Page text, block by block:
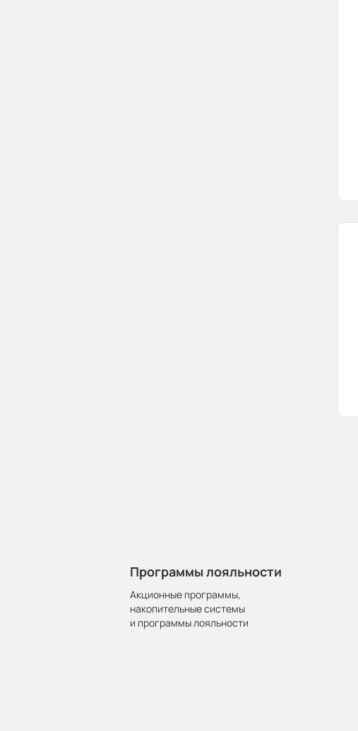
Программы лояльности
Акционные программы,
накопительные системы
и программы лояльности